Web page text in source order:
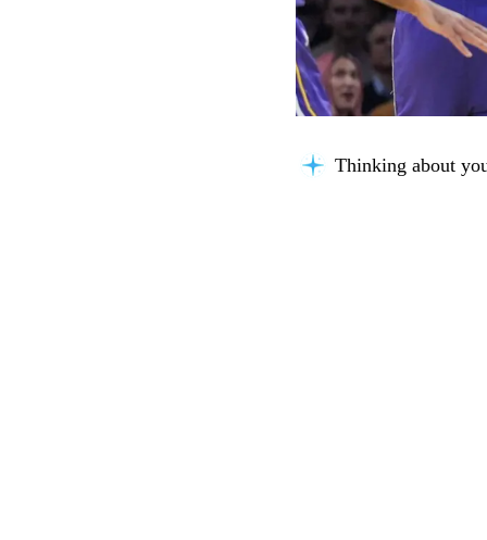
Building context...